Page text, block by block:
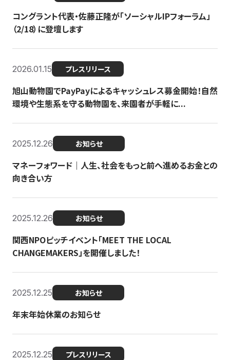
コングラント代表・佐藤正隆が「ソーシャルIPフォーラム」
（2/18）に登壇します
2026.01.15 プレスリリース
旭山動物園でPayPayによるキャッシュレス募金開始！自然
環境や生態系を守る動物園を、来園者が手軽に...
2025.12.26 お知らせ
マネーフォワード｜人生、社会をもっと前へ進めるお金との
向き合い方
2025.12.26 お知らせ
関西NPOピッチイベント「MEET THE LOCAL
CHANGEMAKERS」を開催しました！
2025.12.25 お知らせ
年末年始休業のお知らせ
2025.12.25 プレスリリース